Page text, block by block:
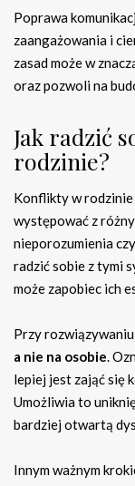
Poprawa
zaangażowania i
zasad może w
oraz pozwoli na
Jak radzić
rodzinie?
Konflikty w rodzinie
występować z
nieporozumienia
radzić sobie z tymi
może zapobiec ich
Przy
a nie na osobie.
lepiej jest zająć się
Umożliwia to
bardziej otwartą
Innym ważnym